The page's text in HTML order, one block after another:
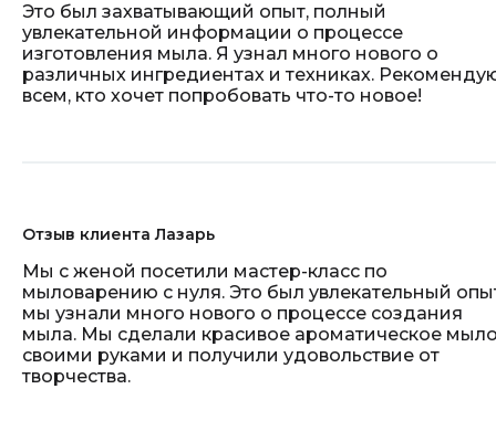
Это был захватывающий опыт, полный
увлекательной информации о процессе
изготовления мыла. Я узнал много нового о
различных ингредиентах и техниках.
всем, кто хочет попробовать что-то новое!
Отзыв клиента Лазарь
Мы с женой посетили мастер-класс по
мыловарению с нуля. Это был увлекательный
мы узнали много нового о процессе создания
мыла. Мы сделали красивое ароматическое
своими руками и получили удовольствие от
творчества.